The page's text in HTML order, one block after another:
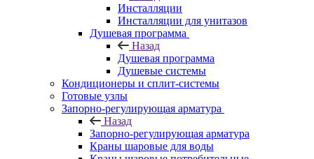
Инсталляции
Инсталляции для унитазов
Душевая программа
Назад
Душевая программа
Душевые системы
Кондиционеры и сплит-системы
Готовые узлы
Запорно-регулирующая арматура
Назад
Запорно-регулирующая арматура
Краны шаровые для воды